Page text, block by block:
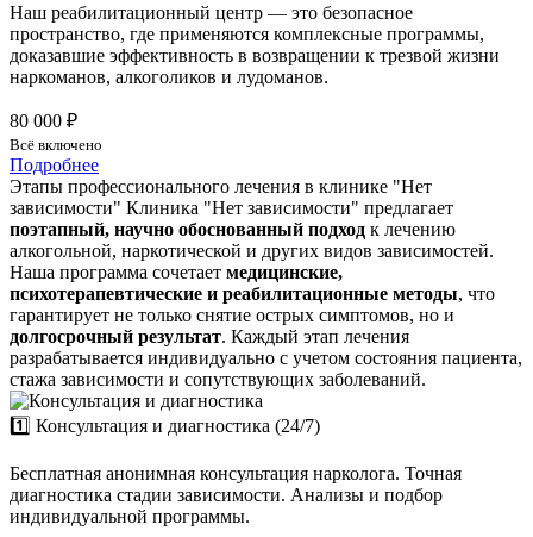
Наш реабилитационный центр — это безопасное
пространство, где применяются комплексные программы,
доказавшие эффективность в возвращении к трезвой жизни
наркоманов, алкоголиков и лудоманов.
80 000 ₽
Всё включено
Подробнее
Этапы профессионального лечения в клинике "Нет
зависимости" Клиника "Нет зависимости" предлагает
поэтапный, научно обоснованный подход к лечению
алкогольной, наркотической и других видов зависимостей.
Наша программа сочетает медицинские,
психотерапевтические и реабилитационные методы, что
гарантирует не только снятие острых симптомов, но и
долгосрочный результат. Каждый этап лечения
разрабатывается индивидуально с учетом состояния пациента,
стажа зависимости и сопутствующих заболеваний.
1️⃣ Консультация и диагностика (24/7)
Бесплатная анонимная консультация нарколога. Точная
диагностика стадии зависимости. Анализы и подбор
индивидуальной программы.